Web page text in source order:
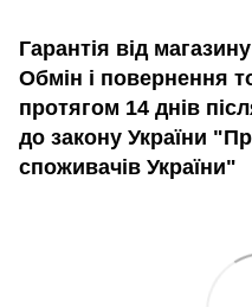
Гарантія від
Обмін і повернення
протягом 14 днів
до закону України
споживачів України"